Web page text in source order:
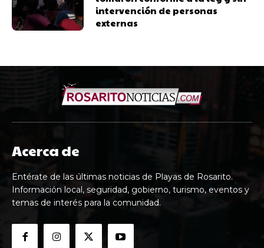
intervención de personas
externas
Acerca de
Entérate de las últimas noticias de Playas de Rosarito.
Información local, seguridad, gobierno, turismo, eventos y
temas de interés para la comunidad.